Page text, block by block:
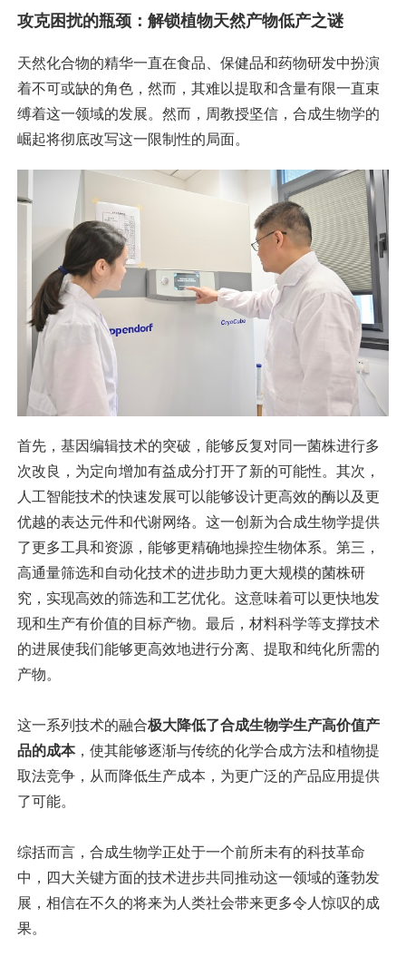
攻克困扰的瓶颈：解锁植物天然产物低产之谜
天然化合物的精华一直在食品、保健品和药物研发中扮演
着不可或缺的角色，然而，其难以提取和含量有限一直束
缚着这一领域的发展。然而，周教授坚信，合成生物学的
崛起将彻底改写这一限制性的局面。
首先，基因编辑技术的突破，能够反复对同一菌株进行多
次改良，为定向增加有益成分打开了新的可能性。其次，
人工智能技术的快速发展可以能够设计更高效的酶以及更
优越的表达元件和代谢网络。这一创新为合成生物学提供
了更多工具和资源，能够更精确地操控生物体系。第三，
高通量筛选和自动化技术的进步助力更大规模的菌株研
究，实现高效的筛选和工艺优化。这意味着可以更快地发
现和生产有价值的目标产物。最后，材料科学等支撑技术
的进展使我们能够更高效地进行分离、提取和纯化所需的
产物。
这一系列技术的融合极大降低了合成生物学生产高价值产
品的成本，使其能够逐渐与传统的化学合成方法和植物提
取法竞争，从而降低生产成本，为更广泛的产品应用提供
了可能。
综括而言，合成生物学正处于一个前所未有的科技革命
中，四大关键方面的技术进步共同推动这一领域的蓬勃发
展，相信在不久的将来为人类社会带来更多令人惊叹的成
果。